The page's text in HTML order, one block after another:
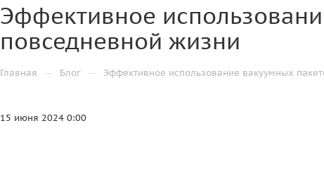
Эффективное
повседневной жизни
Главная — Блог — Эффективное использование вакуумных
15 июня 2024 0:00